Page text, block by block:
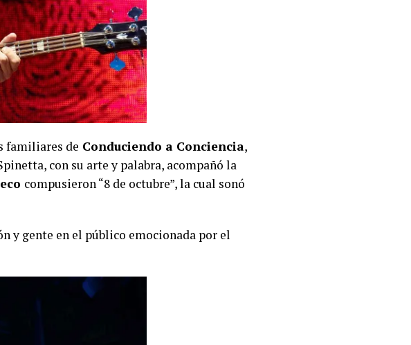
familiares de Conduciendo a Conciencia,
con su arte y palabra, acompañó la
compusieron “8 de octubre”, la cual sonó
y gente en el público emocionada por el